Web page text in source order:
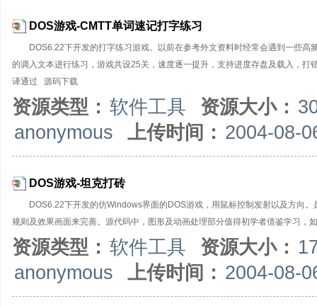
DOS游戏-CMTT单词速记打字练习
DOS6.22下开发的打字练习游戏。以前在参考外文资料时经常会遇到一些
的调入文本进行练习，游戏共设25关，速度逐一提升，支持进度存盘及载入，
译通过 源码下载
资源类型： 软件工具 资源大小：
anonymous
上传时间： 2004-08-
DOS游戏-坦克打砖
DOS6.22下开发的仿Windows界面的DOS游戏，用鼠标控制发射以及方向
规则及效果画面来完善。源代码中，图形及动画处理部分值得初学者借鉴学习
资源类型： 软件工具 资源大小：
anonymous
上传时间： 2004-08-